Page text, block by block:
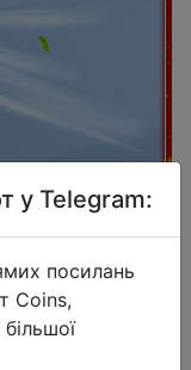
у Telegram:
посилань
Coins,